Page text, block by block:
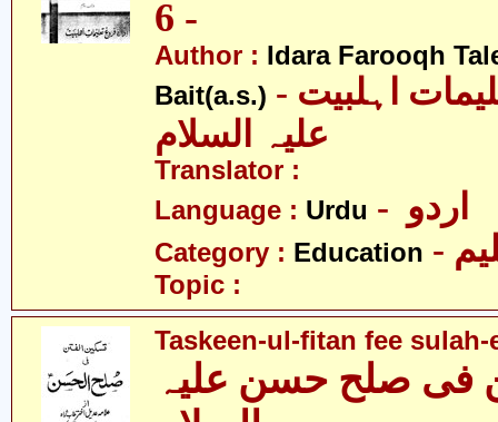
- 6
Author : Idara Farooqh
Bait(a.s.) - ادارہ فروغ تعلیمات اہلبیت
علیہ السلام
Translator :
Language : Urdu
Category : Education
Topic :
Taskeen-ul-fitan fee sulah-
فی صلح حسن علیہ